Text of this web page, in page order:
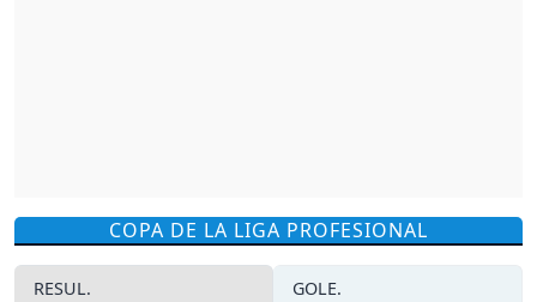
COPA DE LA LIGA PROFESIONAL
RESUL. GOLE.